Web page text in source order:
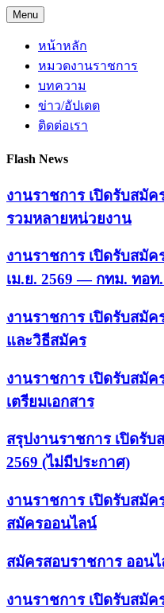
Skip
to
content
Menu
หน้าหลัก
หมวดงานราชการ
บทความ
ข่าว/อัปเดต
ติดต่อเรา
Flash News
งานราชการ เปิดรับสมัค
รวมหลายหน่วยงาน
งานราชการ เปิดรับสมัค
เม.ย. 2569 — กทม. ทอท
งานราชการ เปิดรับสมั
และวิธีสมัคร
งานราชการ เปิดรับสมัค
เตรียมเอกสาร
สรุปงานราชการ เปิดรั
2569 (ไม่มีประกาศ)
งานราชการ เปิดรับสมัค
สมัครออนไลน์
สมัครสอบราชการ ออน
งานราชการ เปิดรับสมัค